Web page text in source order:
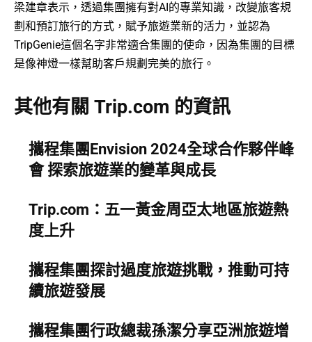
梁建章表示，透過集團擁有對AI的專業知識，改變旅客規
劃和預訂旅行的方式，賦予旅遊業新的活力，並認為
TripGenie這個名字非常適合集團的使命，因為集團的目標
是像神燈一樣幫助客戶規劃完美的旅行。
其他有關 Trip.com 的資訊
攜程集團Envision 2024全球合作夥伴峰
會 探索旅遊業的變革與成長
Trip.com：五一黃金周亞太地區旅遊熱
度上升
攜程集團探討過度旅遊挑戰，推動可持
續旅遊發展
攜程集團行政總裁孫潔分享亞洲旅遊增